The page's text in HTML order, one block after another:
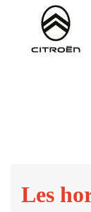
Les